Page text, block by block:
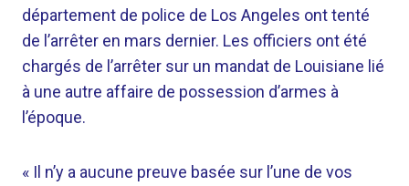
département de police de Los Angeles ont tenté
de l’arrêter en mars dernier. Les officiers ont été
chargés de l’arrêter sur un mandat de Louisiane lié
à une autre affaire de possession d’armes à
l’époque.
« Il n’y a aucune preuve basée sur l’une de vos